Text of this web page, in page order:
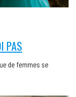
PAS
de femmes se